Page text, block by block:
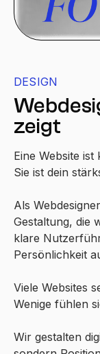
DESIGN
zeigt
Eine Website ist
Sie ist dein
Als
Gestaltung, die
klare
Persönlichkeit
Viele Websites
Wenige fühlen
Wir gestalten